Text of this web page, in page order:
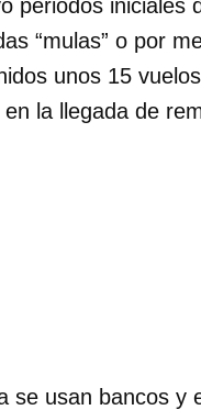
periodos iniciales
“mulas” o por
unos 15
la llegada de
se usan bancos y